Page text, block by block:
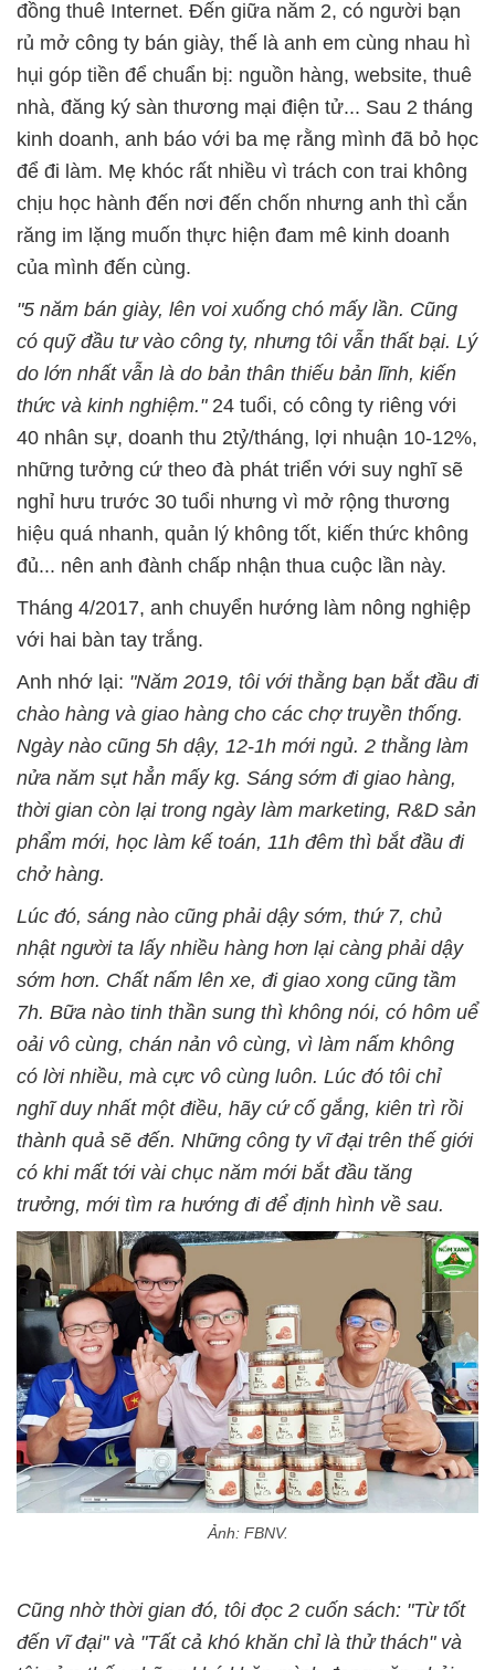
đồng thuê Internet. Đến giữa năm 2, có người bạn
rủ mở công ty bán giày, thế là anh em cùng nhau hì
hụi góp tiền để chuẩn bị: nguồn hàng, website, thuê
nhà, đăng ký sàn thương mại điện tử... Sau 2 tháng
kinh doanh, anh báo với ba mẹ rằng mình đã bỏ học
để đi làm. Mẹ khóc rất nhiều vì trách con trai không
chịu học hành đến nơi đến chốn nhưng anh thì cắn
răng im lặng muốn thực hiện đam mê kinh doanh
của mình đến cùng.
"5 năm bán giày, lên voi xuống chó mấy lần. Cũng
có quỹ đầu tư vào công ty, nhưng tôi vẫn thất bại. Lý
do lớn nhất vẫn là do bản thân thiếu bản lĩnh, kiến
thức và kinh nghiệm."24 tuổi, có công ty riêng với
40 nhân sự, doanh thu 2tỷ/tháng, lợi nhuận 10-12%,
những tưởng cứ theo đà phát triển với suy nghĩ sẽ
nghỉ hưu trước 30 tuổi nhưng vì mở rộng thương
hiệu quá nhanh, quản lý không tốt, kiến thức không
đủ... nên anh đành chấp nhận thua cuộc lần này.
Tháng 4/2017, anh chuyển hướng làm nông nghiệp
với hai bàn tay trắng.
Anh nhớ lại: "Năm 2019, tôi với thằng bạn bắt đầu đi
chào hàng và giao hàng cho các chợ truyền thống.
Ngày nào cũng 5h dậy, 12-1h mới ngủ. 2 thằng làm
nửa năm sụt hẳn mấy kg. Sáng sớm đi giao hàng,
thời gian còn lại trong ngày làm marketing, R&D sản
phẩm mới, học làm kế toán, 11h đêm thì bắt đầu đi
chở hàng.
Lúc đó, sáng nào cũng phải dậy sớm, thứ 7, chủ
nhật người ta lấy nhiều hàng hơn lại càng phải dậy
sớm hơn. Chất nấm lên xe, đi giao xong cũng tầm
7h. Bữa nào tinh thần sung thì không nói, có hôm uể
oải vô cùng, chán nản vô cùng, vì làm nấm không
có lời nhiều, mà cực vô cùng luôn. Lúc đó tôi chỉ
nghĩ duy nhất một điều, hãy cứ cố gắng, kiên trì rồi
thành quả sẽ đến. Những công ty vĩ đại trên thế giới
có khi mất tới vài chục năm mới bắt đầu tăng
trưởng, mới tìm ra hướng đi để định hình về sau.
Ảnh: FBNV.
Cũng nhờ thời gian đó, tôi đọc 2 cuốn sách: "Từ tốt
đến vĩ đại" và "Tất cả khó khăn chỉ là thử thách" và